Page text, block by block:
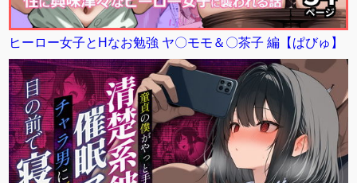
ヒーロー女子とHなお勉強 ヤ〇モモ＆〇茶子 編【ぱびゅ】